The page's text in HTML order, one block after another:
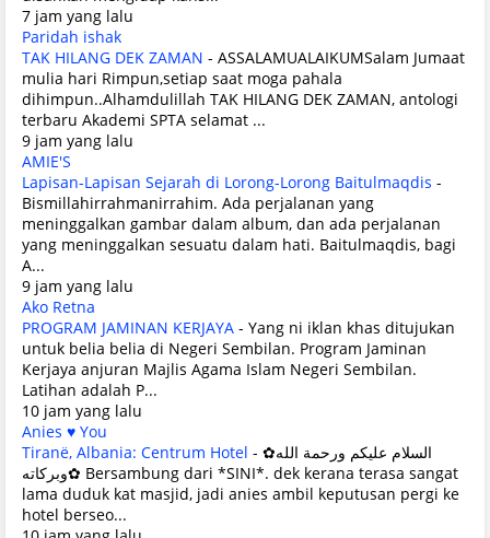
7 jam yang lalu
Paridah ishak
TAK HILANG DEK ZAMAN - ASSALAMUALAIKUMSalam Jumaat
mulia hari Rimpun,setiap saat moga pahala
dihimpun..Alhamdulillah TAK HILANG DEK ZAMAN, antologi
terbaru Akademi SPTA selamat ...
9 jam yang lalu
AMIE'S
Lapisan-Lapisan Sejarah di Lorong-Lorong Baitulmaqdis -
Bismillahirrahmanirrahim. Ada perjalanan yang
meninggalkan gambar dalam album, dan ada perjalanan
yang meninggalkan sesuatu dalam hati. Baitulmaqdis, bagi
A...
9 jam yang lalu
Ako Retna
PROGRAM JAMINAN KERJAYA - Yang ni iklan khas ditujukan
untuk belia belia di Negeri Sembilan. Program Jaminan
Kerjaya anjuran Majlis Agama Islam Negeri Sembilan.
Latihan adalah P...
10 jam yang lalu
Anies ♥ You
Tiranë, Albania: Centrum Hotel - ✿السلام عليكم ورحمة الله
وبركاته✿ Bersambung dari *SINI*. dek kerana terasa sangat
lama duduk kat masjid, jadi anies ambil keputusan pergi ke
hotel berseo...